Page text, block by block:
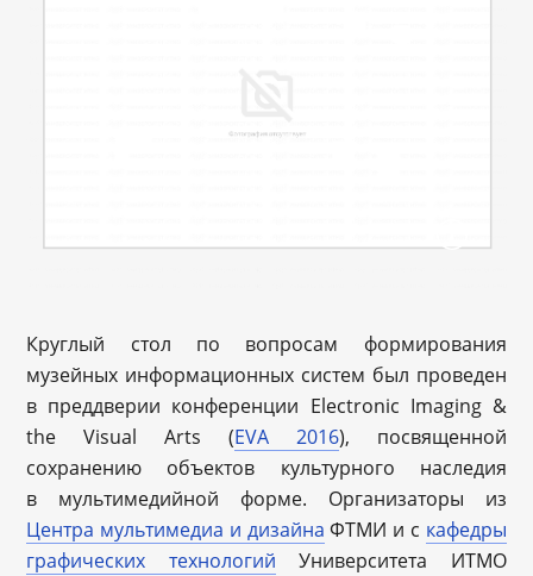
Круглый стол по вопросам формирования
музейных информационных систем был проведен
в преддверии конференции Electronic Imaging &
the Visual Arts (EVA 2016), посвященной
сохранению объектов культурного наследия
в мультимедийной форме. Организаторы из
Центра мультимедиа и дизайна ФТМИ и с кафедры
графических технологий Университета ИТМО